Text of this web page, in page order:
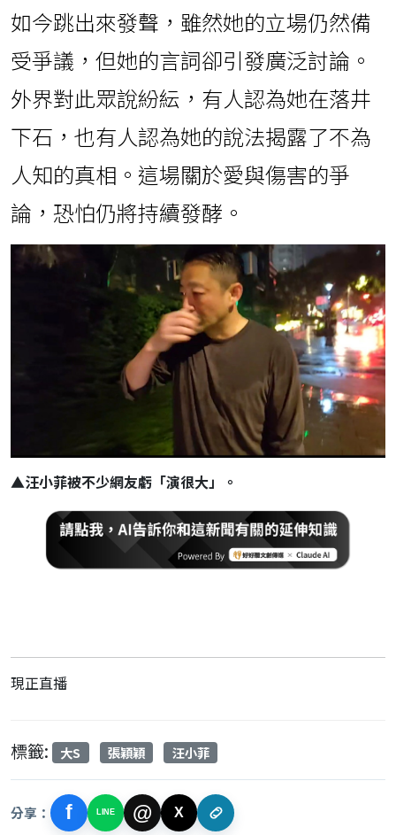
如今跳出來發聲，雖然她的立場仍然備
受爭議，但她的言詞卻引發廣泛討論。
外界對此眾說紛紜，有人認為她在落井
下石，也有人認為她的說法揭露了不為
人知的真相。這場關於愛與傷害的爭
論，恐怕仍將持續發酵。
▲汪小菲被不少網友虧「演很大」。
現正直播
標籤: 大S 張穎穎 汪小菲
分享： f LINE @ X